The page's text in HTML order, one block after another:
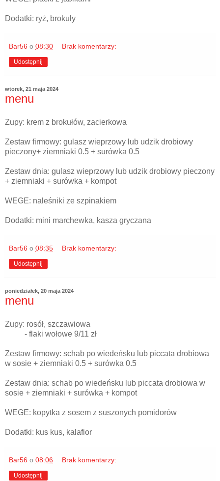
Dodatki: ryż, brokuły
Bar56 o 08:30 Brak komentarzy:
Udostępnij
wtorek, 21 maja 2024
menu
Zupy: krem z brokułów, zacierkowa
Zestaw firmowy: gulasz wieprzowy lub udzik drobiowy
pieczony+ ziemniaki 0.5 + surówka 0.5
Zestaw dnia: gulasz wieprzowy lub udzik drobiowy pieczony
+ ziemniaki + surówka + kompot
WEGE: naleśniki ze szpinakiem
Dodatki: mini marchewka, kasza gryczana
Bar56 o 08:35 Brak komentarzy:
Udostępnij
poniedziałek, 20 maja 2024
menu
Zupy: rosół, szczawiowa
- flaki wołowe 9/11 zł
Zestaw firmowy: schab po wiedeńsku lub piccata drobiowa
w sosie + ziemniaki 0.5 + surówka 0.5
Zestaw dnia: schab po wiedeńsku lub piccata drobiowa w
sosie + ziemniaki + surówka + kompot
WEGE: kopytka z sosem z suszonych pomidorów
Dodatki: kus kus, kalafior
Bar56 o 08:06 Brak komentarzy:
Udostępnij